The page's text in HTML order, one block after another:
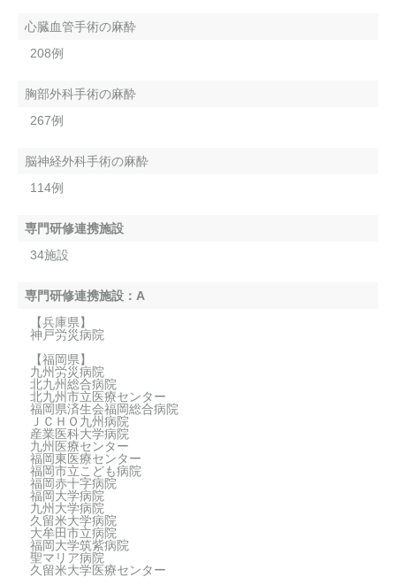
心臓血管手術の麻酔
208例
胸部外科手術の麻酔
267例
脳神経外科手術の麻酔
114例
専門研修連携施設
34施設
専門研修連携施設：A
【兵庫県】
神戸労災病院
【福岡県】
九州労災病院
北九州総合病院
北九州市立医療センター
福岡県済生会福岡総合病院
ＪＣＨＯ九州病院
産業医科大学病院
九州医療センター
福岡東医療センター
福岡市立こども病院
福岡赤十字病院
福岡大学病院
九州大学病院
久留米大学病院
大牟田市立病院
福岡大学筑紫病院
聖マリア病院
久留米大学医療センター